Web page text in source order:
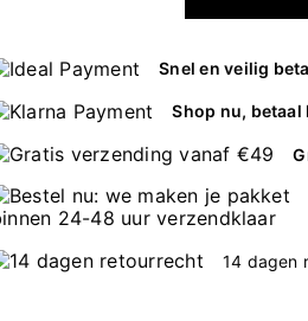
Snel en veilig
Shop nu, betaal
14 dagen